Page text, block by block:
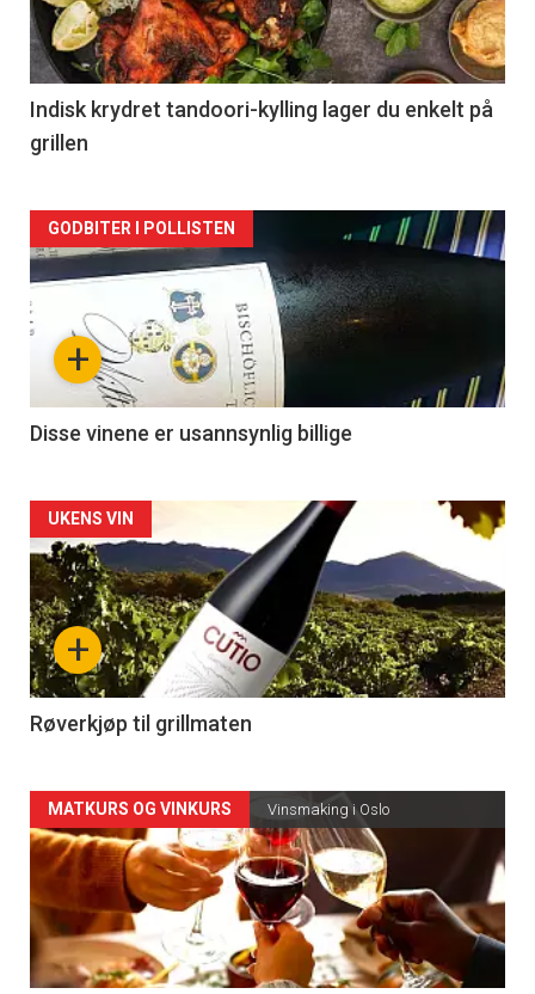
nå
-
2
Indisk krydret tandoori-kylling lager du enkelt på
grillen
Forsiden
akkurat
nå
3
+
GODBITER I POLLISTEN
Disse vinene er usannsynlig billige
Forsiden
akkurat
nå
-
4
+
UKENS VIN
Røverkjøp til grillmaten
Forsiden
akkurat
nå
-
MATKURS OG VINKURS Vinsmaking i Oslo